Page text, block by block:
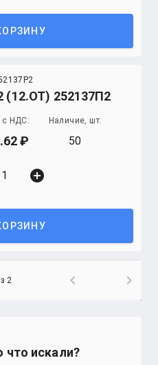
(12.ОТ) 252137П2
с НДС: Наличие, шт.
50
add_circle
2 chevron_left chevron_right
что искали?